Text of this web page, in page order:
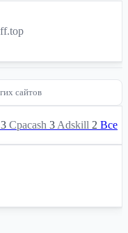
сайтов
3 Cpacash 3 Adskill 2 Все